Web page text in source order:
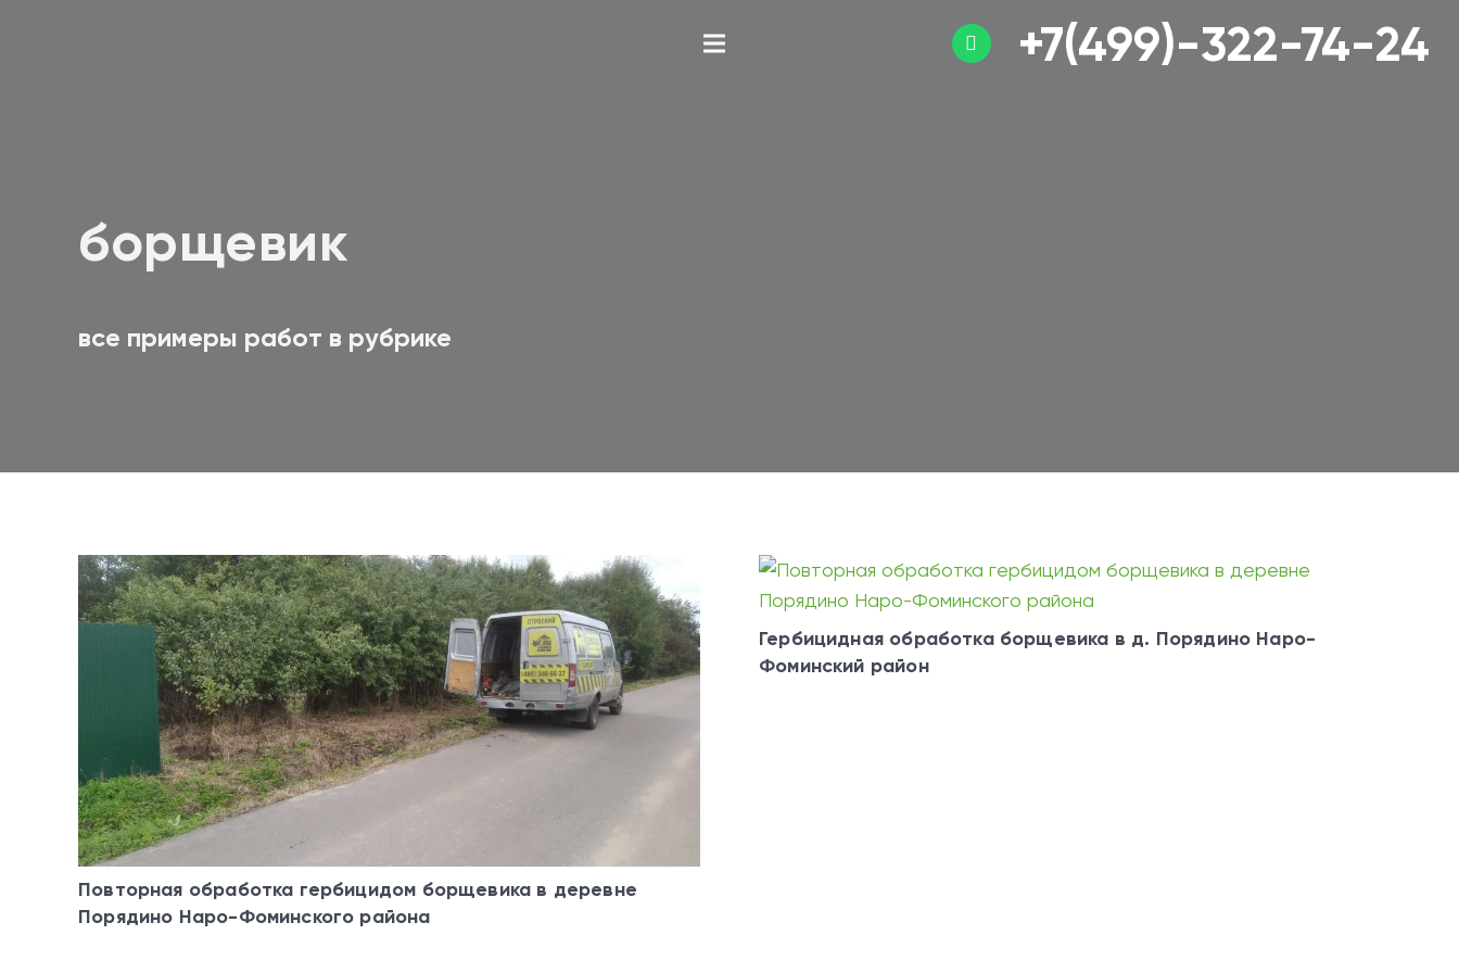
+7(499)-322-74-24
борщевик
все примеры работ в рубрике
Повторная обработка гербицидом борщевика в деревне
Порядино Наро-Фоминского района
Гербицидная обработка борщевика в д. Порядино Наро-
Фоминский район